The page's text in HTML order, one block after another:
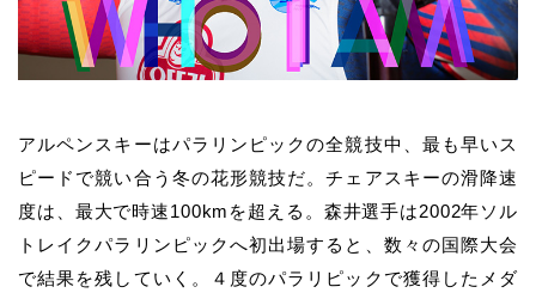
アルペンスキーはパラリンピックの全競技中、最も早いス
ピードで競い合う冬の花形競技だ。チェアスキーの滑降速
度は、最大で時速100kmを超える。森井選手は2002年ソル
トレイクパラリンピックへ初出場すると、数々の国際大会
で結果を残していく。４度のパラリピックで獲得したメダ